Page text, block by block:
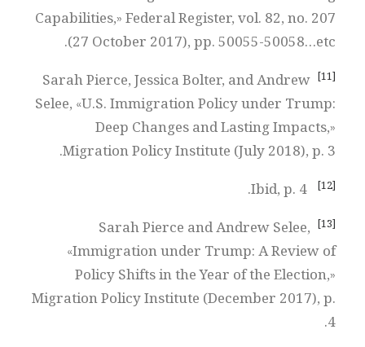
Capabilities,» Federal Register, vol. 82, no. 207
(27 October 2017), pp. 50055-50058…etc.
[11]
Sarah Pierce, Jessica Bolter, and Andrew
Selee, «U.S. Immigration Policy under Trump:
Deep Changes and Lasting Impacts,»
Migration Policy Institute (July 2018), p. 3.
[12]
[13]
Sarah Pierce and Andrew Selee,
«Immigration under Trump: A Review of
Policy Shifts in the Year of the Election,»
Migration Policy Institute (December 2017), p.
4.